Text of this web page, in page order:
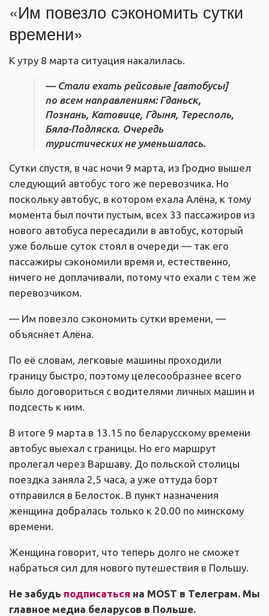
«Им повезло сэкономить сутки
времени»
К утру 8 марта ситуация накалилась.
— Стали ехать рейсовые [автобусы]
по всем направлениям: Гданьск,
Познань, Катовице, Гдыня, Тересполь,
Бяла-Подляска. Очередь
туристических не уменьшалась.
Сутки спустя, в час ночи 9 марта, из Гродно вышел
следующий автобус того же перевозчика. Но
поскольку автобус, в котором ехала Алёна, к тому
момента был почти пустым, всех 33 пассажиров из
нового автобуса пересадили в автобус, который
уже больше суток стоял в очереди — так его
пассажиры сэкономили время и, естественно,
ничего не доплачивали, потому что ехали с тем же
перевозчиком.
— Им повезло сэкономить сутки времени, —
объясняет Алёна.
По её словам, легковые машины проходили
границу быстро, поэтому целесообразнее всего
было договориться с водителями личных машин и
подсесть к ним.
В итоге 9 марта в 13.15 по беларусскому времени
автобус выехал с границы. Но его маршрут
пролегал через Варшаву. До польской столицы
поездка заняла 2,5 часа, а уже оттуда борт
отправился в Белосток. В пункт назначения
женщина добралась только к 20.00 по минскому
времени.
Женщина говорит, что теперь долго не сможет
набраться сил для нового путешествия в Польшу.
Не забудь подписаться на MOST в Телеграм. Мы
главное медиа беларусов в Польше.